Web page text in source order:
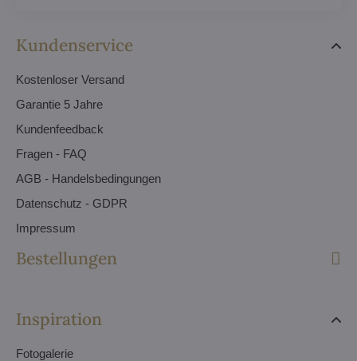
Kundenservice
Kostenloser Versand
Garantie 5 Jahre
Kundenfeedback
Fragen - FAQ
AGB - Handelsbedingungen
Datenschutz - GDPR
Impressum
Bestellungen
Inspiration
Fotogalerie